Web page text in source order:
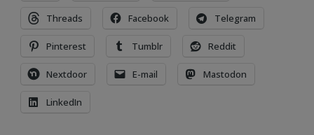
Threads Facebook Telegram
Pinterest Tumblr Reddit
Nextdoor E-mail Mastodon
LinkedIn